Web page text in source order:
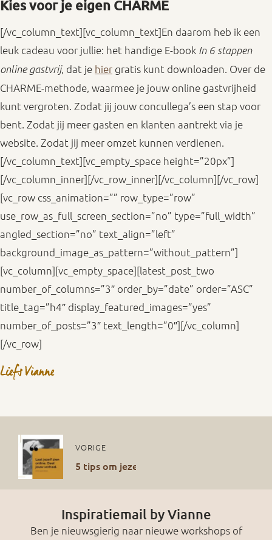
Kies voor je eigen CHARME
[/vc_column_text][vc_column_text]En daarom heb ik een
leuk cadeau voor jullie: het handige E-book In 6 stappen
online gastvrij, dat je hier gratis kunt downloaden. Over de
CHARME-methode, waarmee je jouw online gastvrijheid
kunt vergroten. Zodat jij jouw concullega’s een stap voor
bent. Zodat jij meer gasten en klanten aantrekt via je
website. Zodat jij meer omzet kunnen verdienen.
[/vc_column_text][vc_empty_space height=”20px”]
[/vc_column_inner][/vc_row_inner][/vc_column][/vc_row]
[vc_row css_animation=”” row_type=”row”
use_row_as_full_screen_section=”no” type=”full_width”
angled_section=”no” text_align=”left”
background_image_as_pattern=”without_pattern”]
[vc_column][vc_empty_space][latest_post_two
number_of_columns=”3″ order_by=”date” order=”ASC”
title_tag=”h4″ display_featured_images=”yes”
number_of_posts=”3″ text_length=”0″][/vc_column]
[/vc_row]
VORIGE
5 tips om jezelf online te laten zien
Inspiratiemail by Vianne
Ben je nieuwsgierig naar nieuwe workshops of